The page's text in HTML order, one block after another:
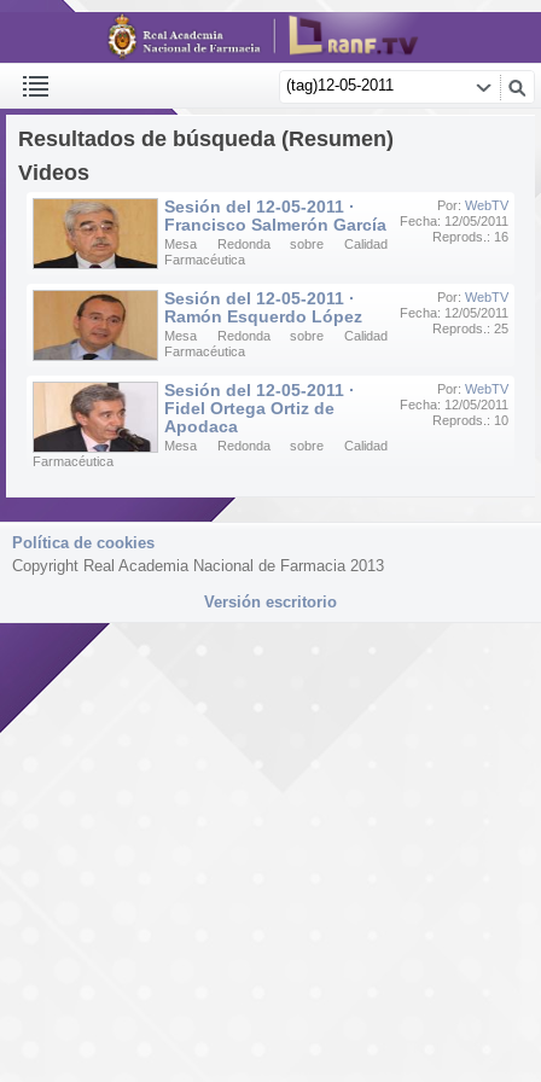
Resultados de búsqueda (Resumen)
Videos
Por: WebTV
Fecha: 12/05/2011
Reprods.: 16
Sesión del 12-05-2011 ·
Francisco Salmerón García
Mesa Redonda sobre Calidad
Farmacéutica
Por: WebTV
Fecha: 12/05/2011
Reprods.: 25
Sesión del 12-05-2011 ·
Ramón Esquerdo López
Mesa Redonda sobre Calidad
Farmacéutica
Por: WebTV
Fecha: 12/05/2011
Reprods.: 10
Sesión del 12-05-2011 ·
Fidel Ortega Ortiz de
Apodaca
Mesa Redonda sobre Calidad
Farmacéutica
Política de cookies
Copyright Real Academia Nacional de Farmacia 2013
Versión escritorio